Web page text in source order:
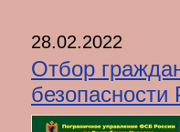
28.02.2022
Отбор